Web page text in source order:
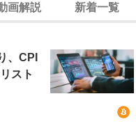
画解説 新着一覧
、CPI
スト